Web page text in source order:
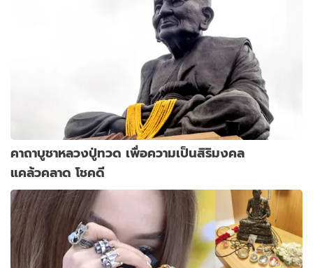
คาถาบูชาหลวงปู่ทวด เพื่อความเป็นสิริมงคล
แคล้วคลาด โชคดี